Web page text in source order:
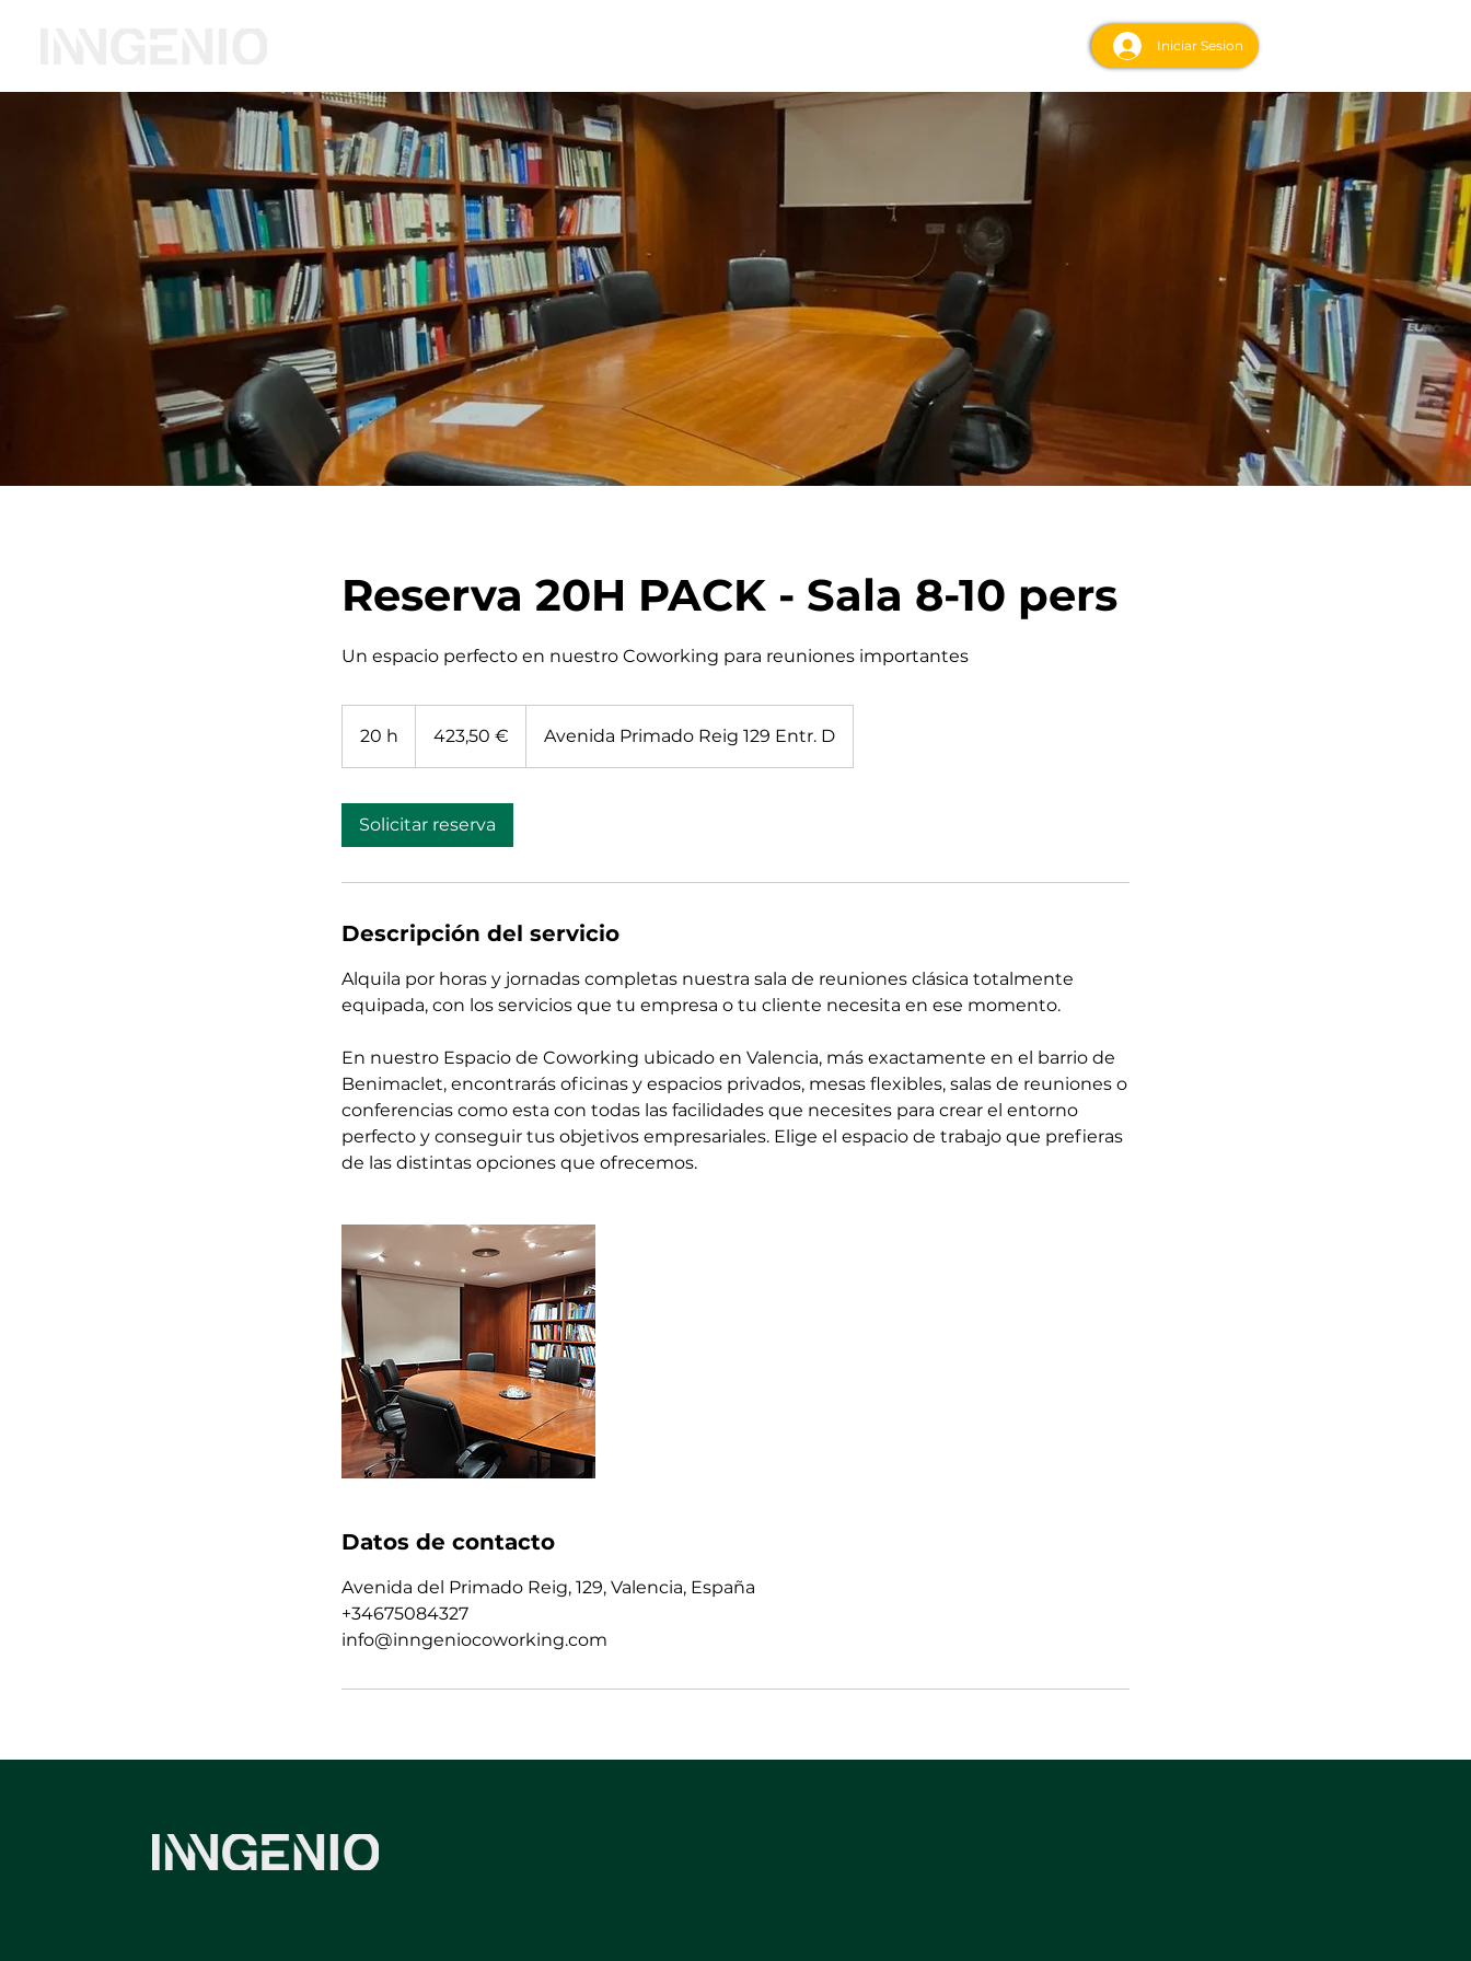
Iniciar Sesion
Reserva 20H PACK - Sala 8-10 pers
Un espacio perfecto en nuestro Coworking para reuniones importantes
20 h
0
h
423,50 € Avenida Primado Reig 129 Entr. D
Solicitar reserva
Descripción del servicio
Alquila por horas y jornadas completas nuestra sala de reuniones clásica totalmente
equipada, con los servicios que tu empresa o tu cliente necesita en ese momento.
En nuestro Espacio de Coworking ubicado en Valencia, más exactamente en el barrio de
Benimaclet, encontrarás oficinas y espacios privados, mesas flexibles, salas de reuniones o
conferencias como esta con todas las facilidades que necesites para crear el entorno
perfecto y conseguir tus objetivos empresariales. Elige el espacio de trabajo que prefieras
de las distintas opciones que ofrecemos.
Datos de contacto
Avenida del Primado Reig, 129, Valencia, España
+34675084327
info@inngeniocoworking.com